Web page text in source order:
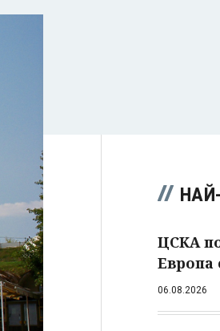
ЦСКА
Европа
06.08.2026